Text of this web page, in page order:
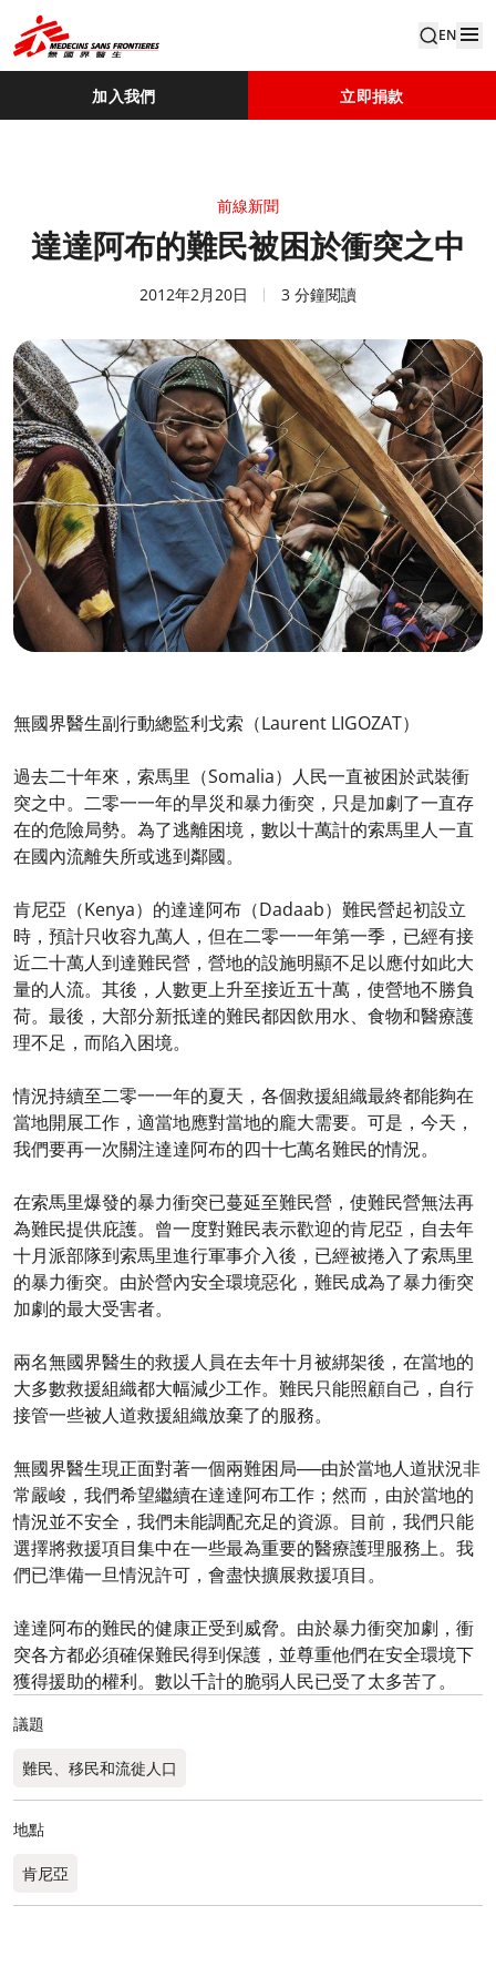
EN
加入我們 立即捐款
前線新聞
達達阿布的難民被困於衝突之中
2012年2月20日 3 分鐘閱讀
無國界醫生副行動總監利戈索（Laurent LIGOZAT）
過去二十年來，索馬里（Somalia）人民一直被困於武裝衝
突之中。二零一一年的旱災和暴力衝突，只是加劇了一直存
在的危險局勢。為了逃離困境，數以十萬計的索馬里人一直
在國內流離失所或逃到鄰國。
肯尼亞（Kenya）的達達阿布（Dadaab）難民營起初設立
時，預計只收容九萬人，但在二零一一年第一季，已經有接
近二十萬人到達難民營，營地的設施明顯不足以應付如此大
量的人流。其後，人數更上升至接近五十萬，使營地不勝負
荷。最後，大部分新抵達的難民都因飲用水、食物和醫療護
理不足，而陷入困境。
情況持續至二零一一年的夏天，各個救援組織最終都能夠在
當地開展工作，適當地應對當地的龐大需要。可是，今天，
我們要再一次關注達達阿布的四十七萬名難民的情況。
在索馬里爆發的暴力衝突已蔓延至難民營，使難民營無法再
為難民提供庇護。曾一度對難民表示歡迎的肯尼亞，自去年
十月派部隊到索馬里進行軍事介入後，已經被捲入了索馬里
的暴力衝突。由於營內安全環境惡化，難民成為了暴力衝突
加劇的最大受害者。
兩名無國界醫生的救援人員在去年十月被綁架後，在當地的
大多數救援組織都大幅減少工作。難民只能照顧自己，自行
接管一些被人道救援組織放棄了的服務。
無國界醫生現正面對著一個兩難困局──由於當地人道狀況非
常嚴峻，我們希望繼續在達達阿布工作；然而，由於當地的
情況並不安全，我們未能調配充足的資源。目前，我們只能
選擇將救援項目集中在一些最為重要的醫療護理服務上。我
們已準備一旦情況許可，會盡快擴展救援項目。
達達阿布的難民的健康正受到威脅。由於暴力衝突加劇，衝
突各方都必須確保難民得到保護，並尊重他們在安全環境下
獲得援助的權利。數以千計的脆弱人民已受了太多苦了。
議題
難民、移民和流徙人口
地點
肯尼亞